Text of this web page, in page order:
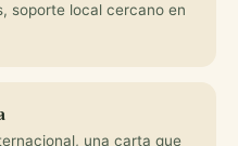
soporte local cercano en
una carta que